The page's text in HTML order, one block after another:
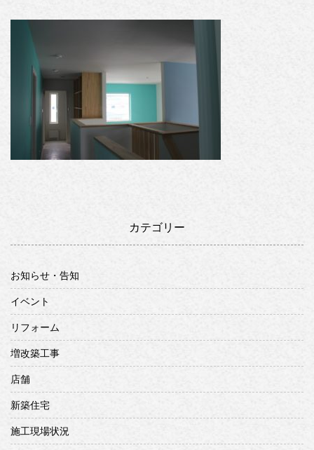
カテゴリー
お知らせ・告知
イベント
リフォーム
増改築工事
店舗
新築住宅
施工現場状況